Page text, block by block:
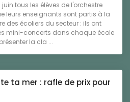
juin tous les élèves de l'orchestre
leurs enseignants sont partis à la
des écoliers du secteur : ils ont
mini-concerts dans chaque école
la cla ...
ta mer : rafle de prix pour